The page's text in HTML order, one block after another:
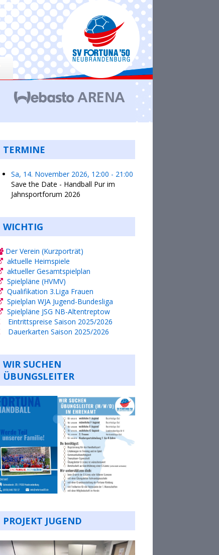
TERMINE
Sa, 14. November 2026, 12:00 - 21:00
Save the Date - Handball Pur im
Jahnsportforum 2026
WICHTIG
Der Verein (Kurzporträt)
aktuelle Heimspiele
aktueller Gesamtspielplan
Spielpläne (HVMV)
Qualifikation 3.Liga Frauen
Spielplan WJA Jugend-Bundesliga
Spielpläne JSG NB-Altentreptow
Eintrittspreise Saison 2025/2026
Dauerkarten Saison 2025/2026
WIR SUCHEN
ÜBUNGSLEITER
PROJEKT JUGEND